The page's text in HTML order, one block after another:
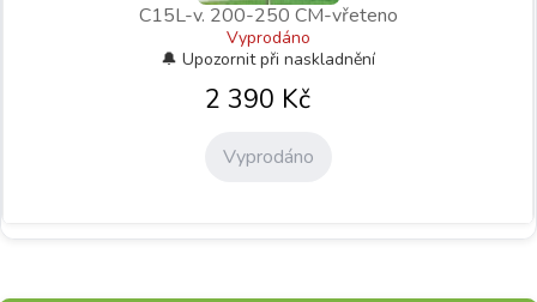
C15L-v. 200-250 CM-vřeteno
Vyprodáno
2 390 Kč
Vyprodáno